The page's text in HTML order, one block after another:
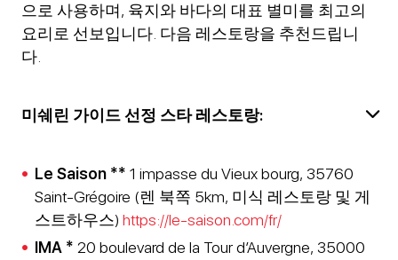
으로 사용하며, 육지와 바다의 대표 별미를 최고의
요리로 선보입니다. 다음 레스토랑을 추천드립니
다.
미쉐린 가이드 선정 스타 레스토랑:
Le Saison ** 1 impasse du Vieux bourg, 35760
Saint-Grégoire (렌 북쪽 5km, 미식 레스토랑 및 게
스트하우스) https://le-saison.com/fr/
IMA * 20 boulevard de la Tour d’Auvergne, 35000